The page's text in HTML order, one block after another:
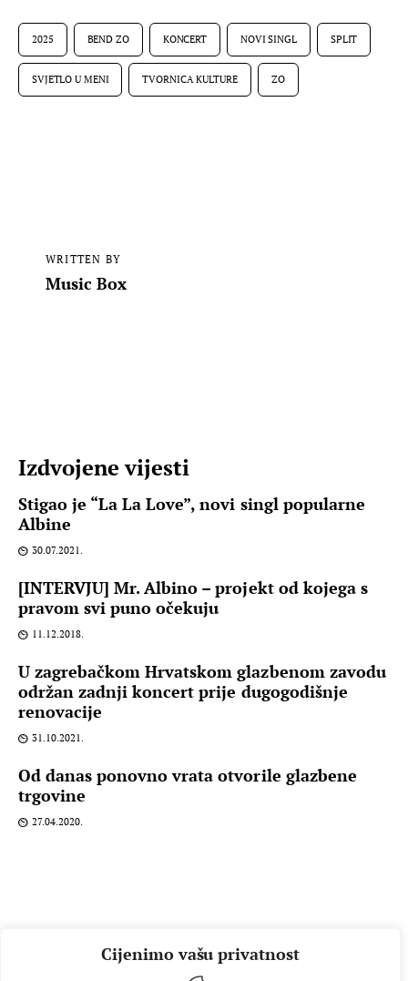
Cijenimo vašu privatnost
2025 BEND ZO KONCERT NOVI SINGL SPLIT
SVJETLO U MENI TVORNICA KULTURE ZO
WRITTEN BY
Music Box
Izdvojene vijesti
Stigao je “La La Love”, novi singl popularne
Albine
30.07.2021.
[INTERVJU] Mr. Albino – projekt od kojega s
pravom svi puno očekuju
11.12.2018.
U zagrebačkom Hrvatskom glazbenom zavodu
održan zadnji koncert prije dugogodišnje
renovacije
31.10.2021.
Od danas ponovno vrata otvorile glazbene
trgovine
27.04.2020.